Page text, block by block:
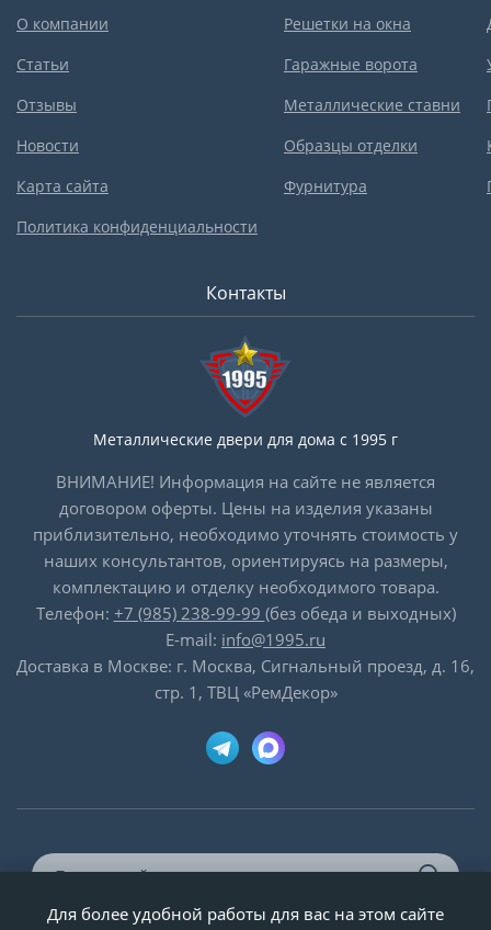
О компании
Статьи
Отзывы
Новости
Карта сайта
Политика конфиденциальности
Решетки на окна
Гаражные ворота
Металлические ставни
Образцы отделки
Фурнитура
Контакты
Металлические двери для дома с 1995 г
ВНИМАНИЕ! Информация на сайте не является
договором оферты. Цены на изделия указаны
приблизительно, необходимо уточнять стоимость у
наших консультантов, ориентируясь на размеры,
комплектацию и отделку необходимого товара.
Телефон: +7 (985) 238-99-99 (без обеда и выходных)
E-mail: info@1995.ru
Доставка в Москве: г. Москва, Сигнальный проезд, д. 16,
стр. 1, ТВЦ «РемДекор»
© ООО «Двери-и-точка», ИНН 5020092947, 1995-2026 г.
Для более удобной работы для вас на этом сайте